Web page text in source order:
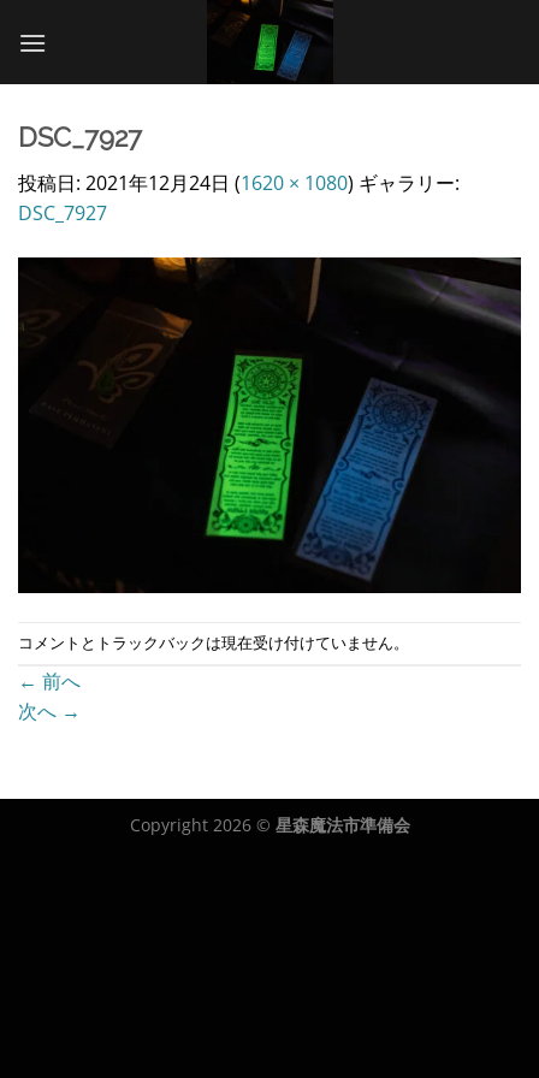
DSC_7927
投稿日: 2021年12月24日 (1620 × 1080) ギャラリー:
DSC_7927
コメントとトラックバックは現在受け付けていません。
← 前へ
次へ →
Copyright 2026 © 星森魔法市準備会